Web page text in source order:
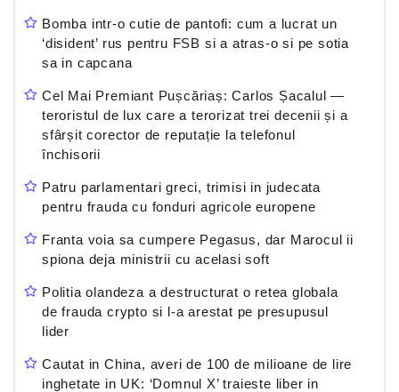
Bomba intr-o cutie de pantofi: cum a lucrat un
‘disident’ rus pentru FSB si a atras-o si pe sotia
sa in capcana
Cel Mai Premiant Pușcăriaș: Carlos Șacalul —
teroristul de lux care a terorizat trei decenii și a
sfârșit corector de reputație la telefonul
închisorii
Patru parlamentari greci, trimisi in judecata
pentru frauda cu fonduri agricole europene
Franta voia sa cumpere Pegasus, dar Marocul ii
spiona deja ministrii cu acelasi soft
Politia olandeza a destructurat o retea globala
de frauda crypto si l-a arestat pe presupusul
lider
Cautat in China, averi de 100 de milioane de lire
inghetate in UK: ‘Domnul X’ traieste liber in